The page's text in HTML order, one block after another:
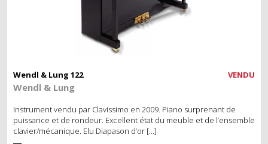
VENDU
Wendl & Lung 122
Wendl & Lung
Instrument vendu par Clavissimo en 2009. Piano surprenant de
puissance et de rondeur. Excellent état du meuble et de l’ensemble
clavier/mécanique. Elu Diapason d’or […]